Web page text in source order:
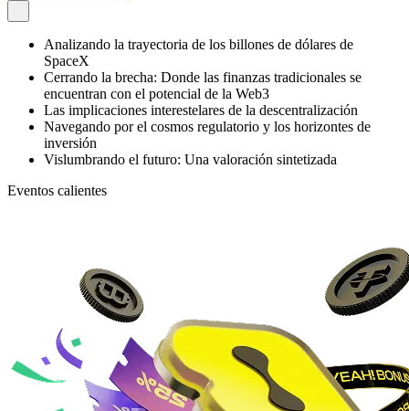
Analizando la trayectoria de los billones de dólares de
SpaceX
Cerrando la brecha: Donde las finanzas tradicionales se
encuentran con el potencial de la Web3
Las implicaciones interestelares de la descentralización
Navegando por el cosmos regulatorio y los horizontes de
inversión
Vislumbrando el futuro: Una valoración sintetizada
Eventos calientes